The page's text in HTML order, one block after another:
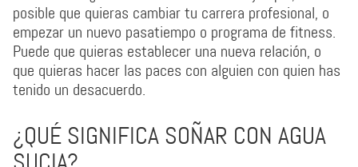
posible que quieras cambiar tu carrera profesional, o
empezar un nuevo pasatiempo o programa de fitness.
Puede que quieras establecer una nueva relación, o
que quieras hacer las paces con alguien con quien has
tenido un desacuerdo.
¿QUÉ SIGNIFICA SOÑAR CON AGUA